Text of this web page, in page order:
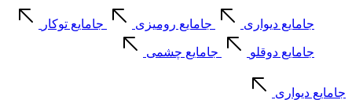
جامایع دیواری جامایع رومیزی جامایع توکار
جامایع دوقلو جامایع چشمی
جامایع دیواری